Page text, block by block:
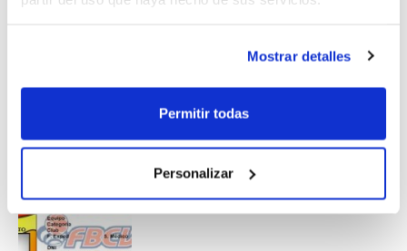
Mostrar detalles
Permitir todas
Personalizar